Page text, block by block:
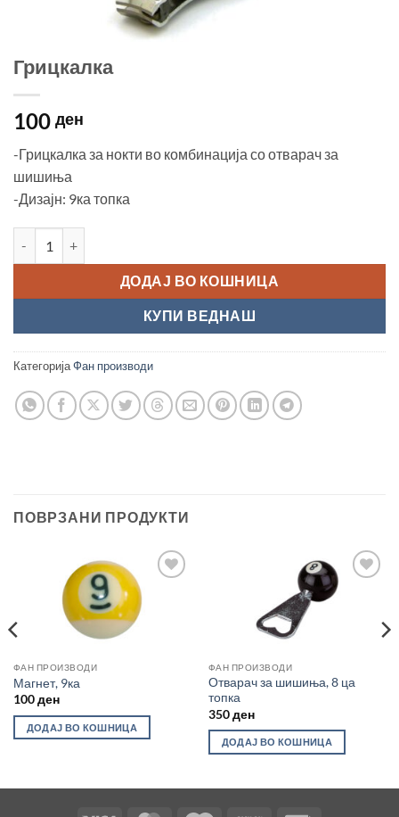
Грицкалка
100 ден
-Грицкалка за нокти во комбинација со отварач за
шишиња
-Дизајн: 9ка топка
ДОДАЈ ВО КОШНИЦА
КУПИ ВЕДНАШ
КатегоријаФан производи
ПОВРЗАНИ ПРОДУКТИ
желботека
ФАН ПРОИЗВОДИ
Магнет, 9ка
100ден
ДОДАЈ ВО КОШНИЦА
желботека
ФАН ПРОИЗВОДИ
Отварач за шишиња, 8 ца
топка
350ден
ДОДАЈ ВО КОШНИЦА